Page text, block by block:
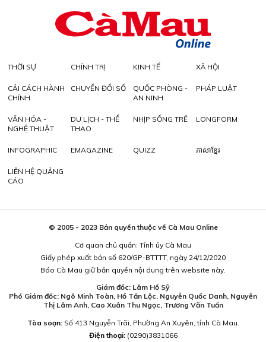
THỜI SỰ CHÍNH TRỊ KINH TẾ XÃ HỘI
CẢI CÁCH HÀNH
CHÍNH
CHUYỂN ĐỔI SỐ
QUỐC PHÒNG -
AN NINH
PHÁP LUẬT
VĂN HÓA -
NGHỆ THUẬT
DU LỊCH - THỂ
THAO
NHỊP SỐNG TRẺ LONGFORM
INFOGRAPHIC EMAGAZINE QUIZZ ភាសាខ្មែរ
LIÊN HỆ QUẢNG
CÁO
© 2005 - 2023 Bản quyền thuộc về Cà Mau Online
Cơ quan chủ quản: Tỉnh ủy Cà Mau
Giấy phép xuất bản số 620/GP-BTTTT, ngày 24/12/2020
Báo Cà Mau giữ bản quyền nội dung trên website này.
Giám đốc: Lâm Hồ Sỹ
Phó Giám đốc: Ngô Minh Toàn, Hồ Tấn Lộc, Nguyễn Quốc Danh, Nguyễn
Thị Lâm Anh, Cao Xuân Thu Ngọc, Trương Văn Tuấn
Tòa soạn:Số 413 Nguyễn Trãi, Phường An Xuyên, tỉnh Cà Mau.
Điện thoại: (0290)3831066